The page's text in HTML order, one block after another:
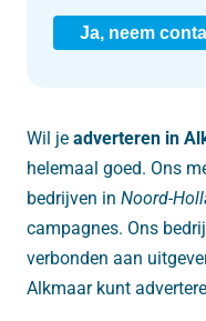
Ja, neem
Wil je adverteren in
helemaal goed. Ons
bedrijven in Noord-
campagnes. Ons
verbonden aan
Alkmaar kunt